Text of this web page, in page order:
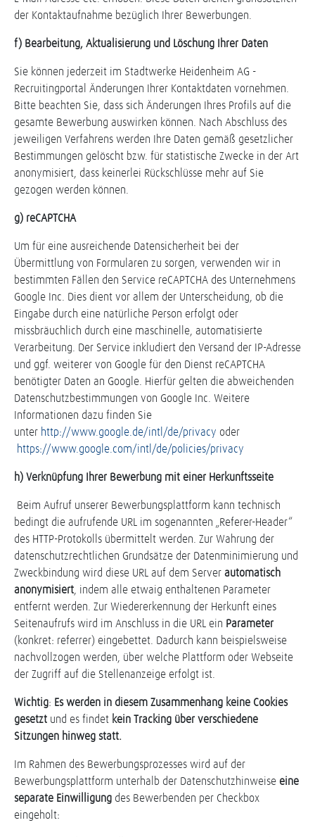
der Kontaktaufnahme bezüglich Ihrer Bewerbungen.
f) Bearbeitung, Aktualisierung und Löschung Ihrer Daten
Sie können jederzeit im Stadtwerke Heidenheim AG -
Recruitingportal Änderungen Ihrer Kontaktdaten vornehmen.
Bitte beachten Sie, dass sich Änderungen Ihres Profils auf die
gesamte Bewerbung auswirken können. Nach Abschluss des
jeweiligen Verfahrens werden Ihre Daten gemäß gesetzlicher
Bestimmungen gelöscht bzw. für statistische Zwecke in der Art
anonymisiert, dass keinerlei Rückschlüsse mehr auf Sie
gezogen werden können.
g) reCAPTCHA
Um für eine ausreichende Datensicherheit bei der
Übermittlung von Formularen zu sorgen, verwenden wir in
bestimmten Fällen den Service reCAPTCHA des Unternehmens
Google Inc. Dies dient vor allem der Unterscheidung, ob die
Eingabe durch eine natürliche Person erfolgt oder
missbräuchlich durch eine maschinelle, automatisierte
Verarbeitung. Der Service inkludiert den Versand der IP-Adresse
und ggf. weiterer von Google für den Dienst reCAPTCHA
benötigter Daten an Google. Hierfür gelten die abweichenden
Datenschutzbestimmungen von Google Inc. Weitere
Informationen dazu finden Sie
unter http://www.google.de/intl/de/privacy oder
https://www.google.com/intl/de/policies/privacy
h) Verknüpfung Ihrer Bewerbung mit einer Herkunftsseite
Beim Aufruf unserer Bewerbungsplattform kann technisch
bedingt die aufrufende URL im sogenannten „Referer-Header“
des HTTP-Protokolls übermittelt werden. Zur Wahrung der
datenschutzrechtlichen Grundsätze der Datenminimierung und
Zweckbindung wird diese URL auf dem Server automatisch
anonymisiert, indem alle etwaig enthaltenen Parameter
entfernt werden. Zur Wiedererkennung der Herkunft eines
Seitenaufrufs wird im Anschluss in die URL ein Parameter
(konkret: referrer) eingebettet. Dadurch kann beispielsweise
nachvollzogen werden, über welche Plattform oder Webseite
der Zugriff auf die Stellenanzeige erfolgt ist.
Wichtig: Es werden in diesem Zusammenhang keine Cookies
gesetzt und es findet kein Tracking über verschiedene
Sitzungen hinweg statt.
Im Rahmen des Bewerbungsprozesses wird auf der
Bewerbungsplattform unterhalb der Datenschutzhinweise eine
separate Einwilligung des Bewerbenden per Checkbox
eingeholt: